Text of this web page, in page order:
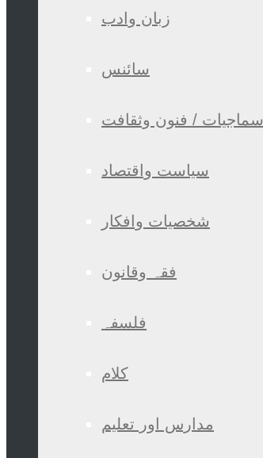
زبان وادب
سائنس
سماجیات / فنون وثقافت
سیاست واقتصاد
شخصیات وافکار
فقہ وقانون
فلسفہ
کلام
مدارس اور تعلیم